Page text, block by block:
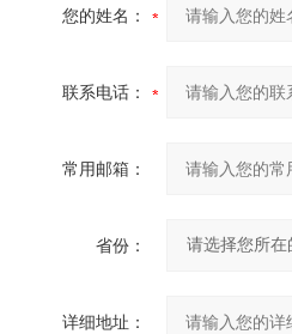
您的姓名：
联系电话：
常用邮箱：
省份：
详细地址：